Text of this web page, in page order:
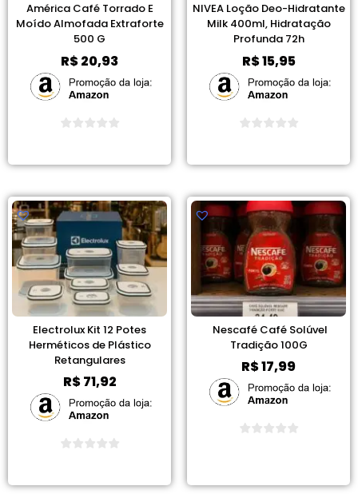
América Café Torrado E
Moído Almofada Extraforte
500 G
R$20,93
NIVEA Loção Deo-Hidratante
Milk 400ml, Hidratação
Profunda 72h
R$15,95
Electrolux Kit 12 Potes
Herméticos de Plástico
Retangulares
R$71,92
Nescafé Café Solúvel
Tradição 100G
R$17,99